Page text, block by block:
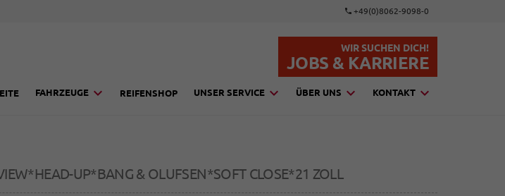
+49(0)8062-9098-0
WIR SUCHEN DICH!
JOBS & KARRIERE
FAHRZEUGE REIFENSHOP UNSER SERVICE ÜBER UNS KONTAKT
UP*BANG & OLUFSEN*SOFT CLOSE*21 ZOLL